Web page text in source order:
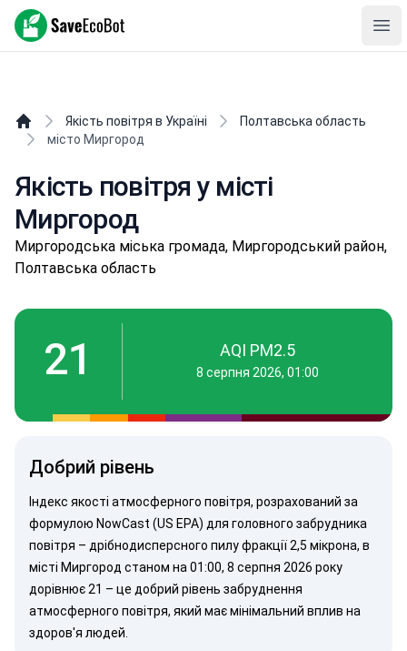
SaveEcoBot
Якість повітря в Україні
Полтавська область
місто Миргород
Якість повітря у місті
Миргород
Миpгopoдськa міська громада, Миргородський район,
Полтавська область
21 AQI PM2.5
8 серпня 2026, 01:00
Добрий рівень
Індекс якості атмосферного повітря, розрахований за
формулою NowCast (US EPA) для головного забрудника
повітря – дрібнодисперсного пилуфракції 2,5 мікрона, в
місті Миргород станом на 01:00, 8 серпня 2026 року
дорівнює 21 – це добрий рівень забруднення
атмосферного повітря, який має мінімальний вплив на
здоров'я людей.